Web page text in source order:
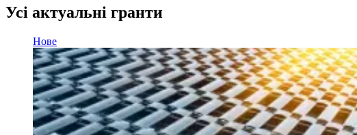
Усі актуальні гранти
Нове